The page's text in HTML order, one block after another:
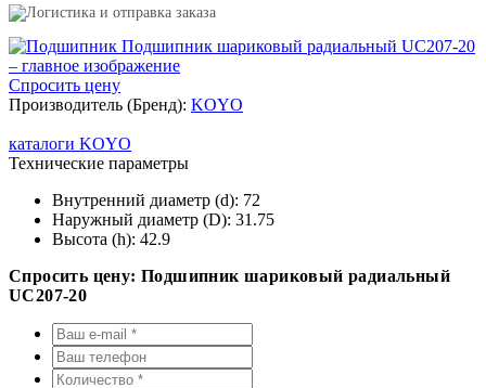
Спросить цену
Производитель (Бренд): KOYO
каталоги KOYO
Технические параметры
Внутренний диаметр (d): 72
Наружный диаметр (D): 31.75
Высота (h): 42.9
Спросить цену: Подшипник шариковый радиальный
UC207-20